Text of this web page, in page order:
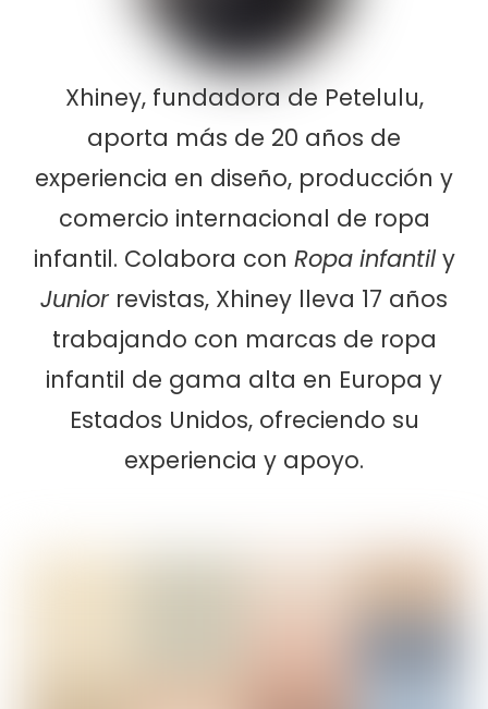
Xhiney, fundadora de Petelulu,
aporta más de 20 años de
experiencia en diseño, producción y
comercio internacional de ropa
infantil. Colabora con Ropa infantily
Juniorrevistas, Xhiney lleva 17 años
trabajando con marcas de ropa
infantil de gama alta en Europa y
Estados Unidos, ofreciendo su
experiencia y apoyo.